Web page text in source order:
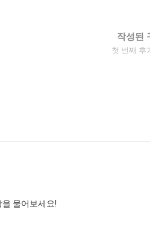
작성된
첫 번째 후
물어보세요!